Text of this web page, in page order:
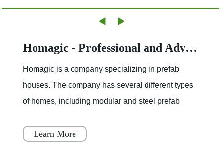
Homagic - Professional and Advanced Integrated Prefab Construction
Homagic is a company specializing in prefab
houses. The company has several different types
of homes, including modular and steel prefab
simple, fast, and flex
Learn More